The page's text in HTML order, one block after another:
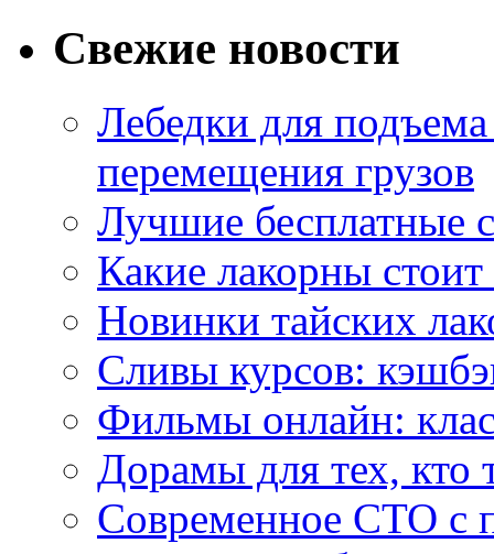
Свежие новости
Лебедки для
перемещения грузов
Лучшие бесплатные
Какие лакорны стоит
Новинки тайских
Сливы курсов:
Фильмы онлайн:
Дорамы для тех, кто
Современное СТО с